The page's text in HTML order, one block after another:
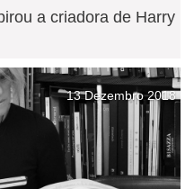
a criadora de Harry
13 Dezembro 2018